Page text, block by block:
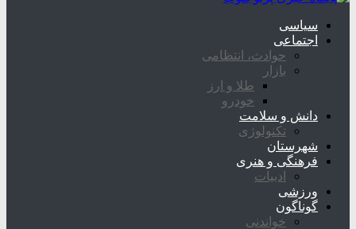
سیاسی
اجتماعی
حوادث، انتظامی
بازار
طلا و ارز
خودرو
دانش و سلامت
تکنولوژی
شهرستان
فرهنگی و هنری
ادبیات
ورزشی
گوناگون
خواندنی